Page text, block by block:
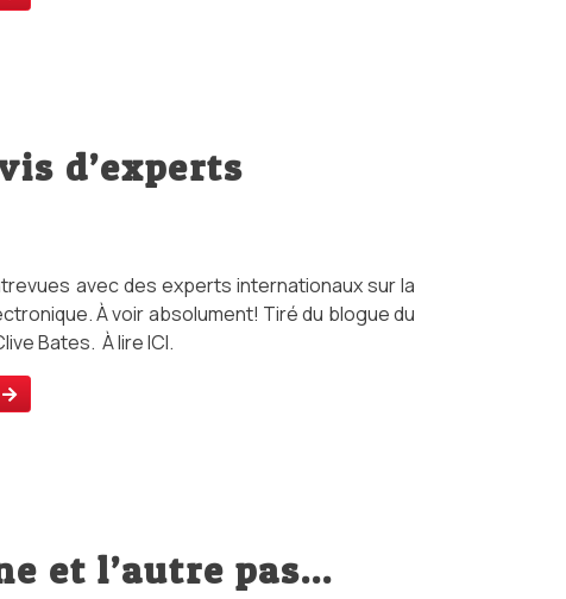
d’experts
avec des experts internationaux sur la
À voir absolument! Tiré du blogue du
Bates. À lire ICI.
et l’autre pas…